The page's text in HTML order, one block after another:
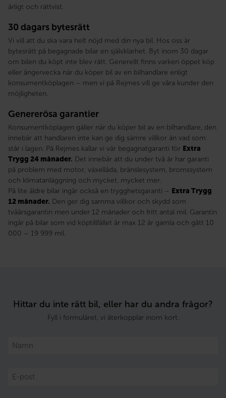
ärligt och rättvist.
30 dagars bytesrätt
Vi vill att du ska vara helt nöjd med din nya bil. Hos oss är
bytesrätt på begagnade bilar en självklarhet. Byt inom 30 dagar
om bilen du köpt inte blev rätt. Generellt finns varken öppet köp
eller ångervecka när du köper bil av en bilhandlare enligt
konsumentköplagen – men vi på Rejmes vill ge våra kunder den
möjligheten.
Genererösa garantier
Konsumentköplagen gäller när du köper bil av en bilhandlare, den
innebär att handlaren inte kan ge dig sämre villkor än vad som
står i lagen. På Rejmes kallar vi vår begagnatgaranti för Extra
Trygg 24 månader. Det innebär att du under två år har garanti
på problem med motor, växellåda, bränslesystem, bromssystem
och klimatanläggning och mycket, mycket mer.
På lite äldre bilar ingår också en trygghetsgaranti – Extra Trygg
12 månader. Den ger dig samma villkor och skydd som
tvåårsgarantin men under 12 månader och fritt antal mil. Garantin
ingår på bilar som vid köptillfället är max 12 år gamla och gått 10
000 – 19 999 mil.
Hittar du inte rätt bil, eller har du andra frågor?
Fyll i formuläret, vi återkopplar inom kort.
Namn
E-
post